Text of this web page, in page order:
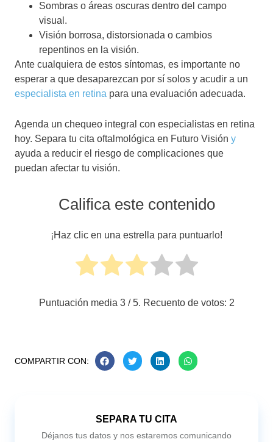
Sombras o áreas oscuras dentro del campo
visual.
Visión borrosa, distorsionada o cambios
repentinos en la visión.
Ante cualquiera de estos síntomas, es importante no
esperar a que desaparezcan por sí solos y acudir a un
especialista en retina para una evaluación adecuada.
Agenda un chequeo integral con especialistas en retina
hoy. Separa tu cita oftalmológica en Futuro Visión y
ayuda a reducir el riesgo de complicaciones que
puedan afectar tu visión.
Califica este contenido
¡Haz clic en una estrella para puntuarlo!
Puntuación media 3/ 5. Recuento de votos: 2
COMPARTIR CON:
SEPARA TU CITA
Déjanos tus datos y nos estaremos comunicando